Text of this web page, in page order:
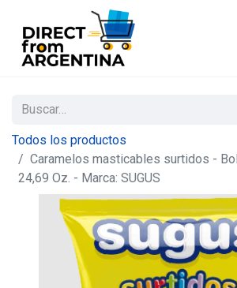
Todos los productos
Caramelos masticables surtidos -
24,69 Oz. - Marca: SUGUS